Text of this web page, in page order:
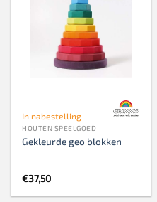
In nabestelling
HOUTEN SPEELGOED
Gekleurde geo blokken
€37,50